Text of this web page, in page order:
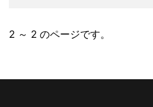
2 ～ 2 のページです。